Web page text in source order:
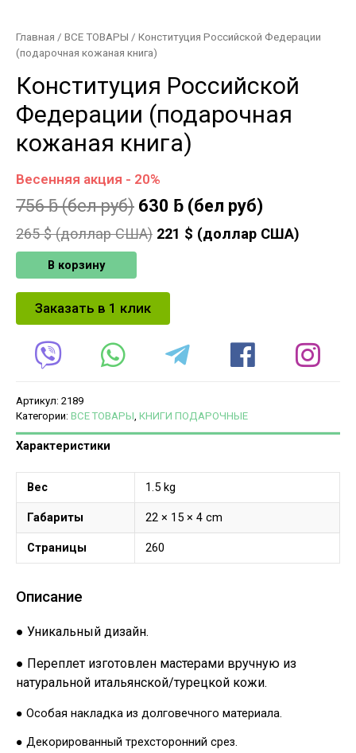
Главная / ВСЕ ТОВАРЫ / Конституция Российской Федерации
(подарочная кожаная книга)
Конституция Российской
Федерации (подарочная
кожаная книга)
Весенняя акция - 20%
756ƃ(бел руб) 630 ƃ (бел руб)
265$ (доллар США) 221 $ (доллар США)
В корзину
Заказать в 1 клик
Артикул: 2189
Категории: ВСЕ ТОВАРЫ КНИГИ ПОДАРОЧНЫЕ
Характеристики
Вес 1.5 kg
Габариты 22 × 15 × 4 cm
Страницы 260
Описание
● Уникальный дизайн.
● Переплет изготовлен мастерами вручную из
натуральной итальянской/турецкой кожи.
● Особая накладка из долговечного материала.
● Декорированный трехсторонний срез.